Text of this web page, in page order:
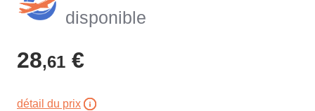
disponible
28,61 €
détail du prix